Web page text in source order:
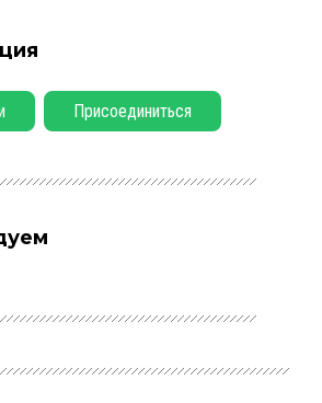
Присоединиться